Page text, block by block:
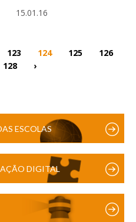
15.01.16
123 124 125
126
128 ›
ESCOLAS
DIGITAL